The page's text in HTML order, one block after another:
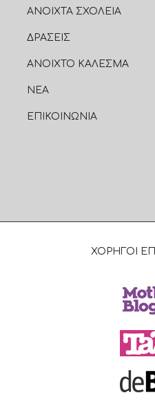
ΑΝΟΙΧΤΑ ΣΧΟΛΕΙΑ
ΔΡΑΣΕΙΣ
ΑΝΟΙΧΤΟ ΚΑΛΕΣΜΑ
ΝΕΑ
ΕΠΙΚΟΙΝΩΝΙΑ
ΧΟΡΗΓΟΙ